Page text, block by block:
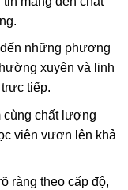
những phương
xuyên và linh
tiếp.
cùng chất lượng
viên vươn lên khả
ràng theo cấp độ,